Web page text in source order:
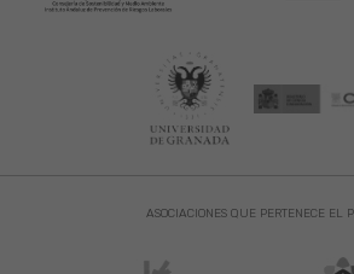
ASOCIACIONES QUE PERTENECE EL